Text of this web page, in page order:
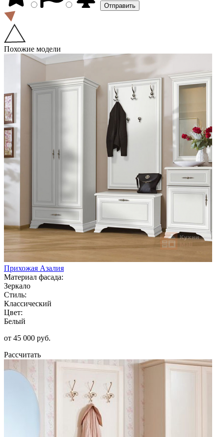
Похожие модели
Прихожая Азалия
Материал фасада:
Зеркало
Стиль:
Классический
Цвет:
Белый
от 45 000 руб.
Рассчитать